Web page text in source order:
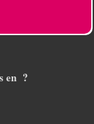
en ?
l'hébergement de ce site